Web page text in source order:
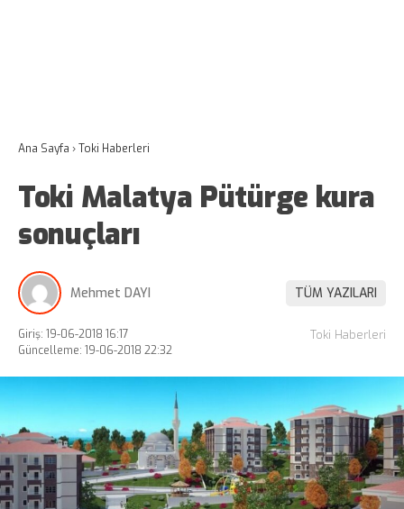
Ana Sayfa ›Toki Haberleri
Toki Malatya Pütürge kura
sonuçları
Mehmet DAYI TÜM YAZILARI
Giriş: 19-06-2018 16:17
Güncelleme: 19-06-2018 22:32
Toki Haberleri